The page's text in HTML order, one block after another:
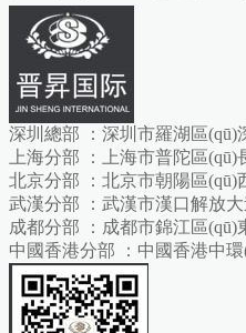
深圳總部 ：深圳市羅湖區(qū)
上海分部 ：上海市普陀區(qū)
北京分部 ：北京市朝陽區(qū)
武漢分部 ：武漢市漢口解放大
成都分部 ：成都市錦江區(qū)
中國香港分部 ：中國香港中環